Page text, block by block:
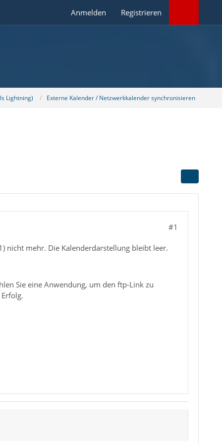
Anmelden Registrieren
Lightning) Externe Kalender / Netzwerkkalender synchronisieren
#1
nicht mehr. Die Kalenderdarstellung bleibt leer.
Sie eine Anwendung, um den ftp-Link zu